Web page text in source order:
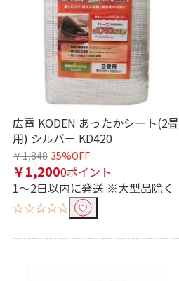
広電 KODEN あったかシート(2畳
用) シルバー KD420
￥1,848 35%OFF
￥1,2000ポイント
1～2日以内に発送 ※大型品除く
☆☆☆☆☆